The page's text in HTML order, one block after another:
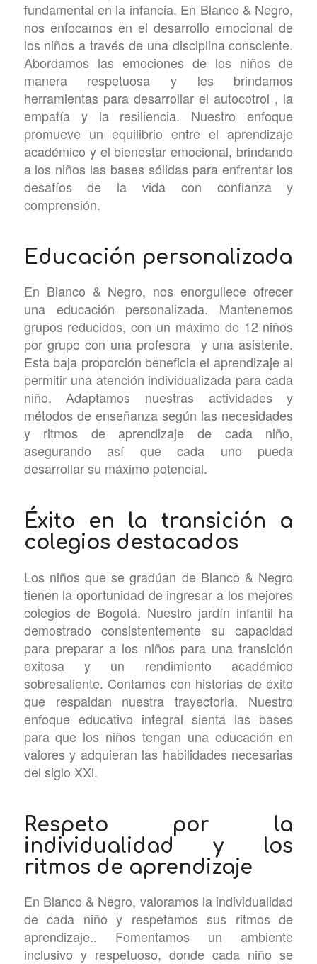
fundamental en la infancia. En Blanco & Negro,
nos enfocamos en el desarrollo emocional de
los niños a través de una disciplina consciente.
Abordamos las emociones de los niños de
manera respetuosa y les brindamos
herramientas para desarrollar el autocotrol , la
empatía y la resiliencia. Nuestro enfoque
promueve un equilibrio entre el aprendizaje
académico y el bienestar emocional, brindando
a los niños las bases sólidas para enfrentar los
desafíos de la vida con confianza y
comprensión.
Educación personalizada
En Blanco & Negro, nos enorgullece ofrecer
una educación personalizada. Mantenemos
grupos reducidos, con un máximo de 12 niños
por grupo con una profesora y una asistente.
Esta baja proporción beneficia el aprendizaje al
permitir una atención individualizada para cada
niño. Adaptamos nuestras actividades y
métodos de enseñanza según las necesidades
y ritmos de aprendizaje de cada niño,
asegurando así que cada uno pueda
desarrollar su máximo potencial.
Éxito en la transición a
colegios destacados
Los niños que se gradúan de Blanco & Negro
tienen la oportunidad de ingresar a los mejores
colegios de Bogotá. Nuestro jardín infantil ha
demostrado consistentemente su capacidad
para preparar a los niños para una transición
exitosa y un rendimiento académico
sobresaliente. Contamos con historias de éxito
que respaldan nuestra trayectoria. Nuestro
enfoque educativo integral sienta las bases
para que los niños tengan una educación en
valores y adquieran las habilidades necesarias
del siglo XXl.
Respeto por la
individualidad y los
ritmos de aprendizaje
En Blanco & Negro, valoramos la individualidad
de cada niño y respetamos sus ritmos de
aprendizaje.. Fomentamos un ambiente
inclusivo y respetuoso, donde cada niño se